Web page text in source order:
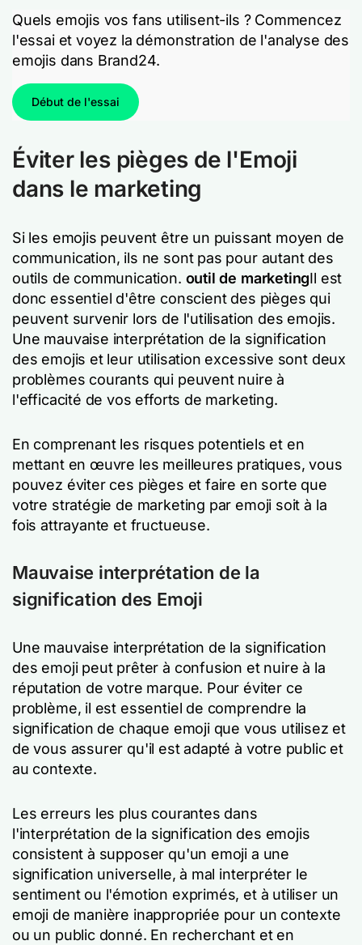
Quels emojis vos fans utilisent-ils ? Commencez
l'essai et voyez la démonstration de l'analyse des
emojis dans Brand24.
Début de l'essai
Éviter les pièges de l'Emoji
dans le marketing
Si les emojis peuvent être un puissant moyen de
communication, ils ne sont pas pour autant des
outils de communication. outil de marketingIl est
donc essentiel d'être conscient des pièges qui
peuvent survenir lors de l'utilisation des emojis.
Une mauvaise interprétation de la signification
des emojis et leur utilisation excessive sont deux
problèmes courants qui peuvent nuire à
l'efficacité de vos efforts de marketing.
En comprenant les risques potentiels et en
mettant en œuvre les meilleures pratiques, vous
pouvez éviter ces pièges et faire en sorte que
votre stratégie de marketing par emoji soit à la
fois attrayante et fructueuse.
Mauvaise interprétation de la
signification des Emoji
Une mauvaise interprétation de la signification
des emoji peut prêter à confusion et nuire à la
réputation de votre marque. Pour éviter ce
problème, il est essentiel de comprendre la
signification de chaque emoji que vous utilisez et
de vous assurer qu'il est adapté à votre public et
au contexte.
Les erreurs les plus courantes dans
l'interprétation de la signification des emojis
consistent à supposer qu'un emoji a une
signification universelle, à mal interpréter le
sentiment ou l'émotion exprimés, et à utiliser un
emoji de manière inappropriée pour un contexte
ou un public donné. En recherchant et en